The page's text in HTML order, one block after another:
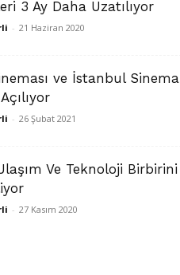
3 Ay Daha Uzatılıyor
- 21 Haziran 2020
ve İstanbul Sinema
- 26 Şubat 2021
Ve Teknoloji Birbirini
- 27 Kasım 2020